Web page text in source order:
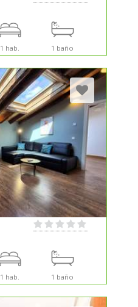
1 hab. 1 baño
1 hab. 1 baño